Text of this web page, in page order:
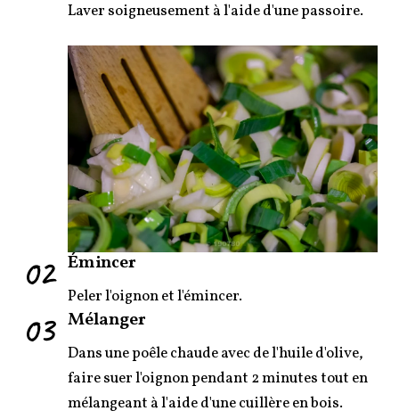
Laver soigneusement à l'aide d'une passoire.
02 Émincer
Peler l'oignon et l'émincer.
03 Mélanger
Dans une poêle chaude avec de l'huile d'olive,
faire suer l'oignon pendant 2 minutes tout en
mélangeant à l'aide d'une cuillère en bois.